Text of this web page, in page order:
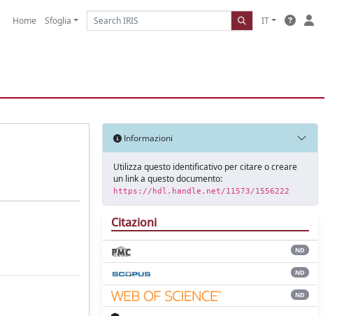
Home Sfoglia IT
Informazioni
Utilizza questo identificativo per citare o creare
un link a questo documento:
https://hdl.handle.net/11573/1556222
Citazioni
ND
ND
ND